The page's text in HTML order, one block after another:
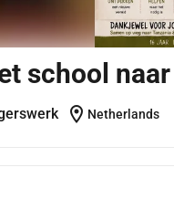
school
location_on Netherlands